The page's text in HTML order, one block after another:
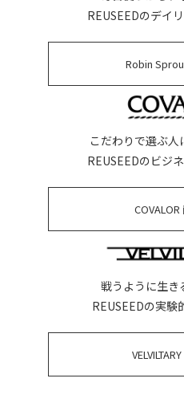
REUSEEDのデイ
Robin
こだわりで選ぶ人
REUSEEDのビジ
戦うように生き
REUSEEDの実験